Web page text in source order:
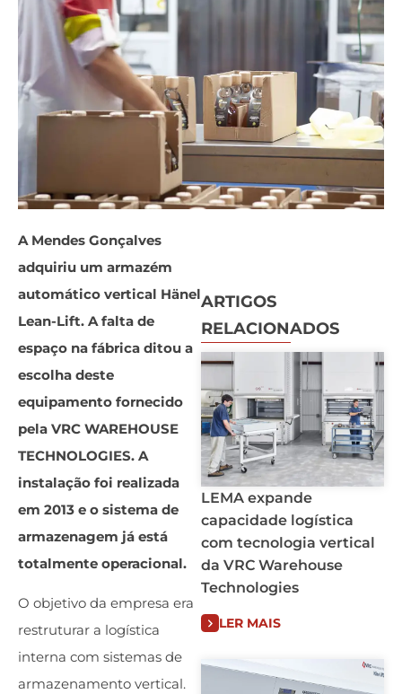
A Mendes Gonçalves
adquiriu um armazém
automático vertical Hänel
Lean-Lift. A falta de
espaço na fábrica ditou a
escolha deste
equipamento fornecido
pela VRC WAREHOUSE
TECHNOLOGIES. A
instalação foi realizada
em 2013 e o sistema de
armazenagem já está
totalmente operacional.
O objetivo da empresa era
restruturar a logística
interna com sistemas de
armazenamento vertical.
ARTIGOS
RELACIONADOS
LEMA expande
capacidade logística
com tecnologia vertical
da VRC Warehouse
Technologies
LER MAIS